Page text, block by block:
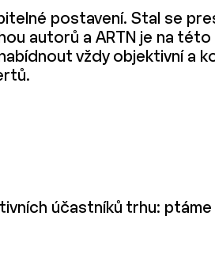
postavení. Stal se
autorů a ARTN je na
vždy objektivní a
účastníků trhu: